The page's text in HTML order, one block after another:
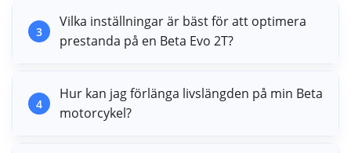
3
Vilka inställningar är bäst för att optimera
prestanda på en Beta Evo 2T?
4
Hur kan jag förlänga livslängden på min Beta
motorcykel?